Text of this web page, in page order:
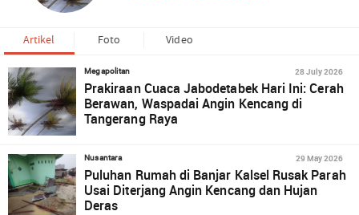
Artikel Foto Video
Megapolitan 28 July 2026
Prakiraan Cuaca Jabodetabek Hari Ini: Cerah
Berawan, Waspadai Angin Kencang di
Tangerang Raya
Nusantara 29 May 2026
Puluhan Rumah di Banjar Kalsel Rusak Parah
Usai Diterjang Angin Kencang dan Hujan
Deras